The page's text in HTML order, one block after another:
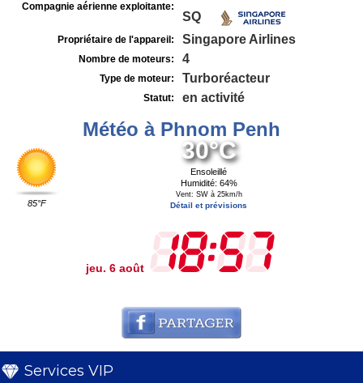
Compagnie aérienne exploitante:
SQ
Propriétaire de l'appareil: Singapore Airlines
Nombre de moteurs: 4
Type de moteur: Turboréacteur
Statut: en activité
Météo à Phnom Penh
85°F
30°C
Ensoleillé
Humidité: 64%
Vent: SW à 25km/h
Détail et prévisions
jeu. 6 août
Services VIP